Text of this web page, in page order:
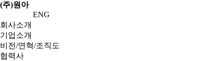
(주)원아
ENG
회사소개
기업소개
비전/연혁/조직도
협력사